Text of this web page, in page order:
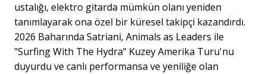
ustalığı, elektro gitarda mümkün olanı yeniden
tanımlayarak ona özel bir küresel takipçi kazandırdı.
2026 Baharında Satriani, Animals as Leaders ile
"Surfing With The Hydra" Kuzey Amerika Turu'nu
duyurdu ve canlı performansa ve yeniliğe olan